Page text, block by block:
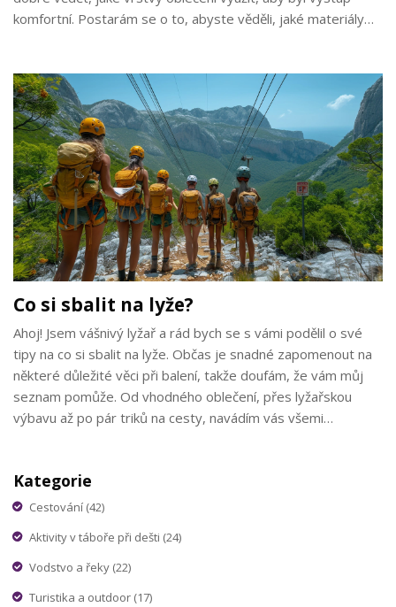
komfortní. Postarám se o to, abyste věděli, jaké materiály
Co si sbalit na lyže?
Ahoj! Jsem vášnivý lyžař a rád bych se s vámi podělil o své
tipy na co si sbalit na lyže. Občas je snadné zapomenout na
některé důležité věci při balení, takže doufám, že vám můj
seznam pomůže. Od vhodného oblečení, přes lyžařskou
výbavu až po pár triků na cesty, navádím vás všemi
Kategorie
Cestování (42)
Aktivity v táboře při dešti (24)
Vodstvo a řeky (22)
Turistika a outdoor (17)